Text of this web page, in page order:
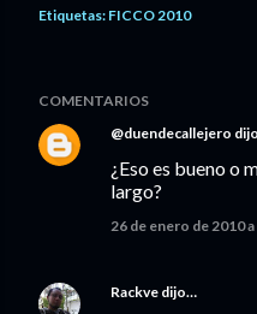
Etiquetas: FICCO 2010
COMENTARIOS
@duendecallejero
¿Eso es bueno o
largo?
26 de enero de 2010 a
Rackve dijo…